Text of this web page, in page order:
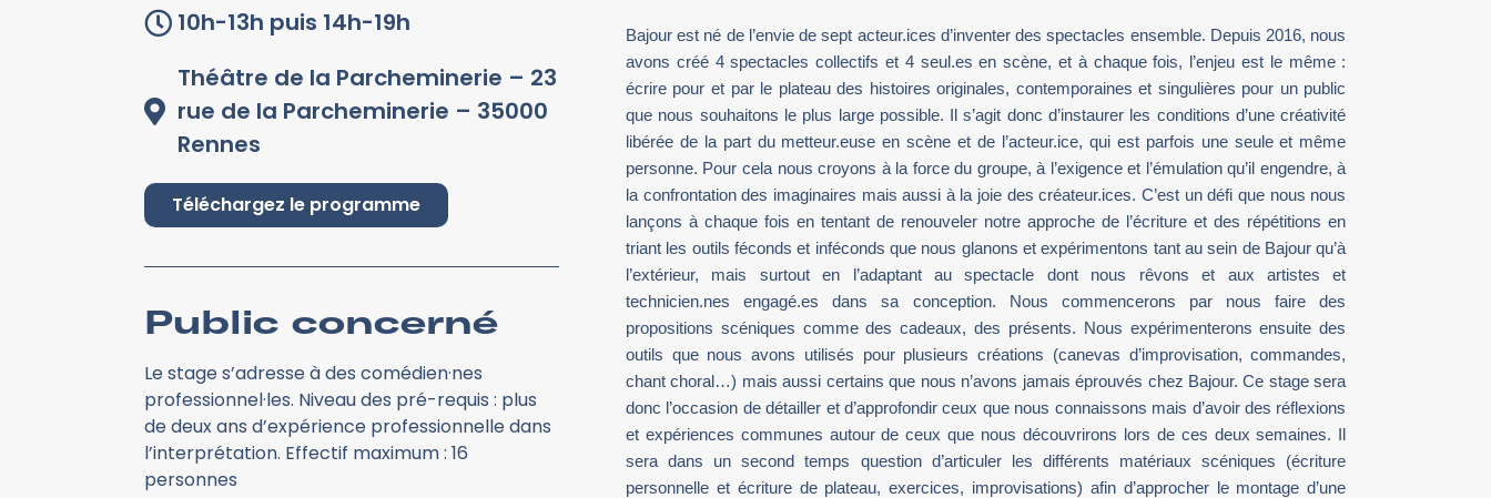
Bajour est né de l’envie de sept acteur.ices d’inventer des spectacles ensemble. Depuis 2016, nous
avons créé 4 spectacles collectifs et 4 seul.es en scène, et à chaque fois, l’enjeu est le même :
écrire pour et par le plateau des histoires originales, contemporaines et singulières pour un public
que nous souhaitons le plus large possible. Il s’agit donc d’instaurer les conditions d’une créativité
libérée de la part du metteur.euse en scène et de l’acteur.ice, qui est parfois une seule et même
personne. Pour cela nous croyons à la force du groupe, à l’exigence et l’émulation qu’il engendre, à
la confrontation des imaginaires mais aussi à la joie des créateur.ices. C’est un défi que nous nous
lançons à chaque fois en tentant de renouveler notre approche de l’écriture et des répétitions en
triant les outils féconds et inféconds que nous glanons et expérimentons tant au sein de Bajour qu’à
l’extérieur, mais surtout en l’adaptant au spectacle dont nous rêvons et aux artistes et
technicien.nes engagé.es dans sa conception. Nous commencerons par nous faire des
propositions scéniques comme des cadeaux, des présents. Nous expérimenterons ensuite des
outils que nous avons utilisés pour plusieurs créations (canevas d’improvisation, commandes,
chant choral…) mais aussi certains que nous n’avons jamais éprouvés chez Bajour. Ce stage sera
donc l’occasion de détailler et d’approfondir ceux que nous connaissons mais d’avoir des réflexions
et expériences communes autour de ceux que nous découvrirons lors de ces deux semaines. Il
sera dans un second temps question d’articuler les différents matériaux scéniques (écriture
personnelle et écriture de plateau, exercices, improvisations) afin d’approcher le montage d’une
10h-13h puis 14h-19h
Théâtre de la Parcheminerie – 23
rue de la Parcheminerie – 35000
Rennes
Téléchargez le programme
Public concerné
Le stage s’adresse à des comédien·nes
professionnel·les. Niveau des pré-requis : plus
de deux ans d’expérience professionnelle dans
l’interprétation. Effectif maximum : 16
personnes